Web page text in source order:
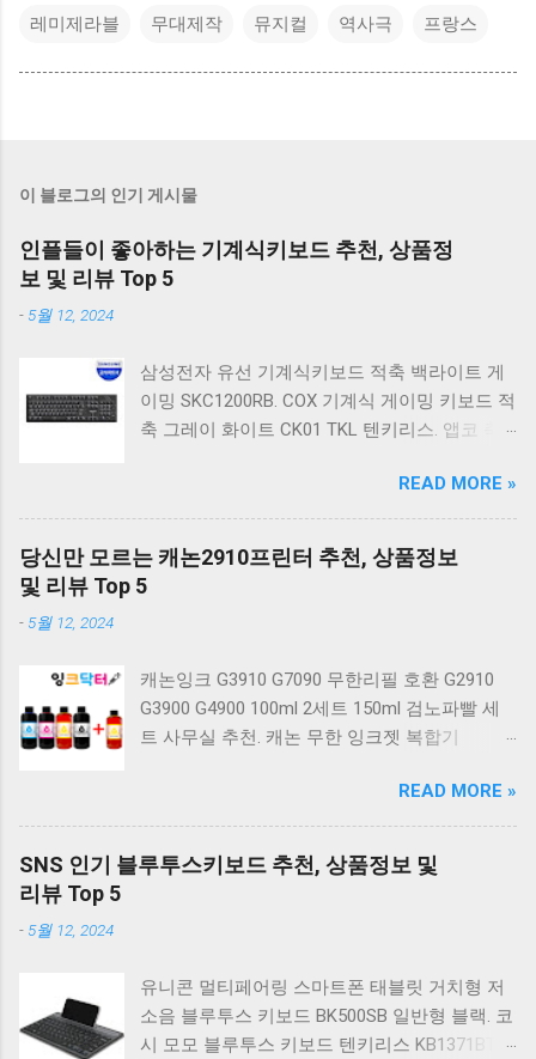
레미제라블 무대제작 뮤지컬 역사극 프랑스
이 블로그의 인기 게시물
인플들이 좋아하는 기계식키보드 추천, 상품정
보 및 리뷰 Top 5
- 5월 12, 2024
삼성전자 유선 기계식키보드 적축 백라이트 게
이밍 SKC1200RB. COX 기계식 게이밍 키보드 적
축 그레이 화이트 CK01 TKL 텐키리스. 앱코 축
랙 K560 일반형. 앱코 K517 레트로 기계식 게이
밍 유선키보드 갈축 일반형 레트로 베이지. 체리
키보드 G803000S TKL RGB 게이밍 텐키리스 기
계식 키보드 4종 축 선택 저소음적축 블랙. 체리
베이지 K517 Retro. COX CK01 교체축 사이드
RGB 게이밍 기계식 키보드 네이비 CK01NV적축
일반형. 체리키보드 XTRFY MX BOARD 3.1 RGB
COX 기계식 게이밍 키보드 갈축 그레이 화이트
CK01 TKL 텐키리스 기계식키보드 구매를 고려
하실 때, 추가 할인 혜택을 놓치지 마세요. 다양
정이 많이 어려우시죠? 특히 기계식키보드 같은
상품을 고를 때는 더 고민이 많을 수 밖에 없습
니다. 다양한 상품들을 상세스펙 과 가격 을 꼼
READ MORE »
당신만 모르는 캐논2910프린터 추천, 상품정보
및 리뷰 Top 5
- 5월 12, 2024
캐논잉크 G3910 G7090 무한리필 호환 G2910
G3900 G4900 100ml 2세트 150ml 검노파빨 세
트 사무실 추천. 캐논 무한 잉크젯 복합기
논 PIXMA G2910 잉크포함 정품 무한복합기 컬
러 잉크젯복합기 가정용프린터 상세정보참조.
캐논 G시리즈 프린터 정품 헤드 카트리지
G1900 G2900 G3900 G4900 G2910 G3910
G4902 G4910 G4911 리필 잉크 1개 GI990
500ml 4색세트. 캐논 빌트인 정품무한 복합기
G2910 정품잉크 포함충전잉크4색 추가증정. 캐
READ MORE »
SNS 인기 블루투스키보드 추천, 상품정보 및
리뷰 Top 5
- 5월 12, 2024
유니콘 멀티페어링 스마트폰 태블릿 거치형 저
소음 블루투스 키보드 BK500SB 일반형 블랙. 코
시 모모 블루투스 키보드 텐키리스 KB1371BT